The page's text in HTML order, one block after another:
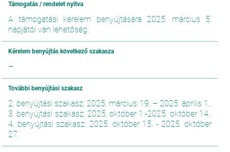
Támogatás / rendelet nyitva
A támogatási kérelem benyújtására 2025. március 5.
napjától van lehetőség.
Kérelem benyújtás következő szakasza
–
További benyújtási szakasz
2. benyújtási szakasz: 2025. március 19. – 2025. április 1.,
3. benyújtási szakasz: 2025. október 1.-2025. október 14.,
4. benyújtási szakasz: 2025. október 15. - 2025. október
27.